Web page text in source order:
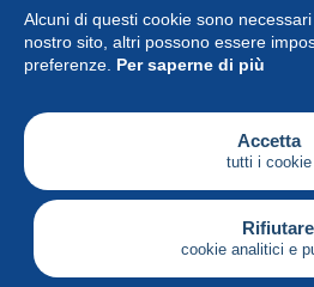
Alcuni di questi cookie sono
nostro sito, altri possono essere
preferenze. Per saperne di più
Accetta
tutti i cookie
Rifiutare
cookie analitici e
Novità
Funzione
Società
Servizi
Sta scrivendo